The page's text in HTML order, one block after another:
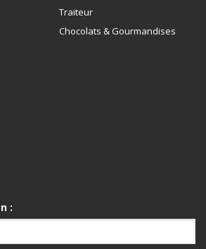
Traiteur
Chocolats & Gourmandises
: